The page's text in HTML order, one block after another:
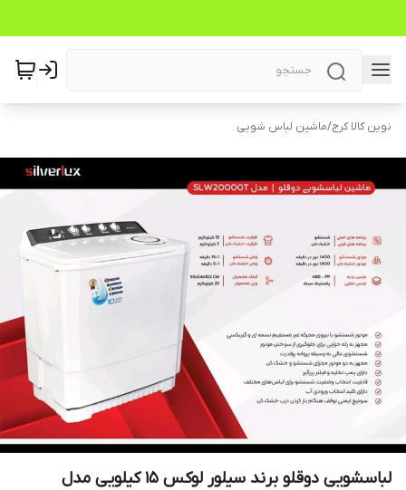
نوین کالا کرج/ماشین لباس شویی
لباسشویی دوقلو برند سیلور لوکس 15 کیلویی مدل